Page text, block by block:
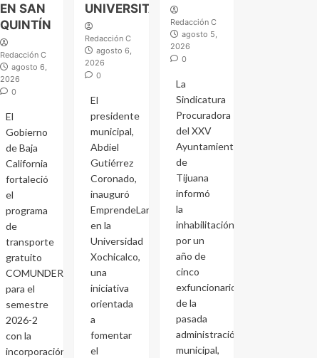
EN SAN
QUINTÍN
Redacción C
agosto 6,
2026
0
El
Gobierno
de Baja
California
fortaleció
el
programa
de
transporte
gratuito
COMUNDER
para el
semestre
2026-2
con la
incorporación
UNIVERSITARIO
Redacción C
agosto 6,
2026
0
El
presidente
municipal,
Abdiel
Gutiérrez
Coronado,
inauguró
EmprendeLand
en la
Universidad
Xochicalco,
una
iniciativa
orientada
a
fomentar
el
Redacción C
agosto 5,
2026
0
La
Sindicatura
Procuradora
del XXV
Ayuntamiento
de
Tijuana
informó
la
inhabilitación
por un
año de
cinco
exfuncionarios
de la
pasada
administración
municipal,